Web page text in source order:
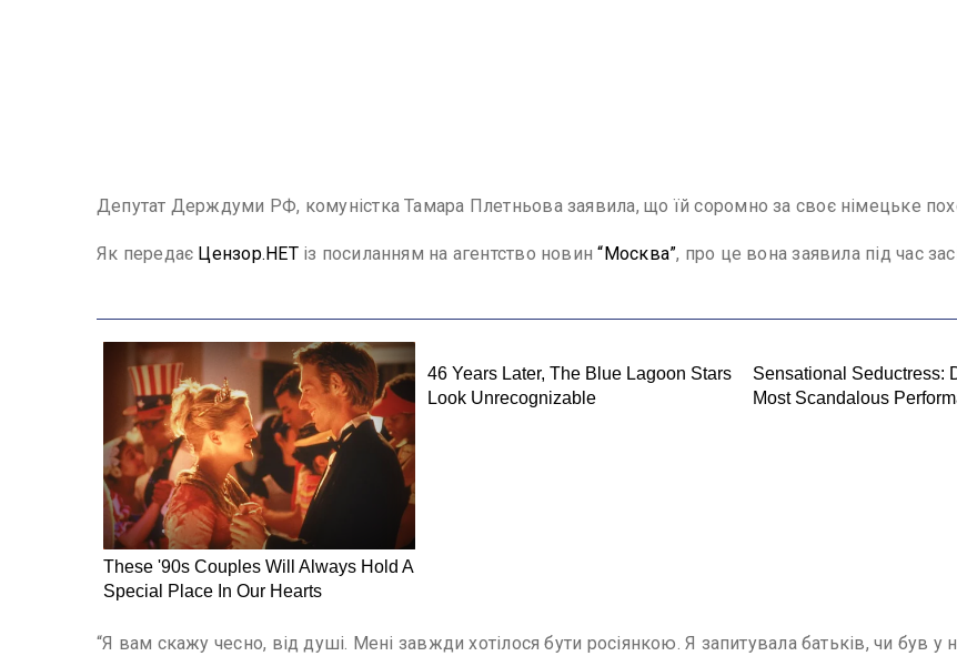
Депутат Держдуми РФ, комуністка Тамара Плетньова заявила, що їй соромно за своє німецьке
Як передає Цензор.НЕТіз посиланням на агентство новин“Москва”, про це вона заявила під час
“Я вам скажу чесно, від душі. Мені завжди хотілося бути росіянкою. Я запитувала батьків, чи був у